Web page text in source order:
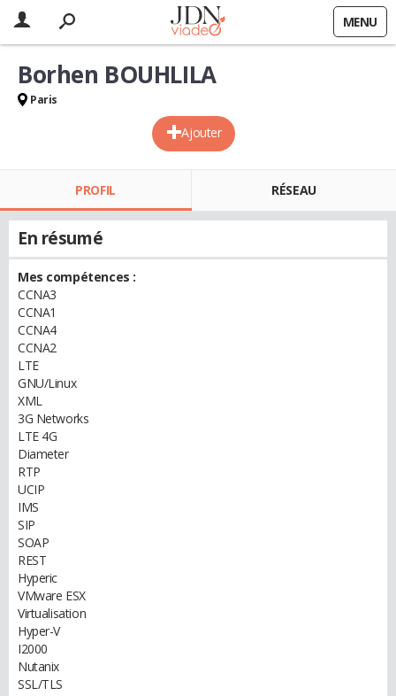
MENU
Ajouter
Borhen BOUHLILA
Paris
PROFIL RÉSEAU
En résumé
Mes compétences :
CCNA3
CCNA1
CCNA4
CCNA2
LTE
GNU/Linux
XML
3G Networks
LTE 4G
Diameter
RTP
UCIP
IMS
SIP
SOAP
REST
Hyperic
VMware ESX
Virtualisation
Hyper-V
I2000
Nutanix
SSL/TLS